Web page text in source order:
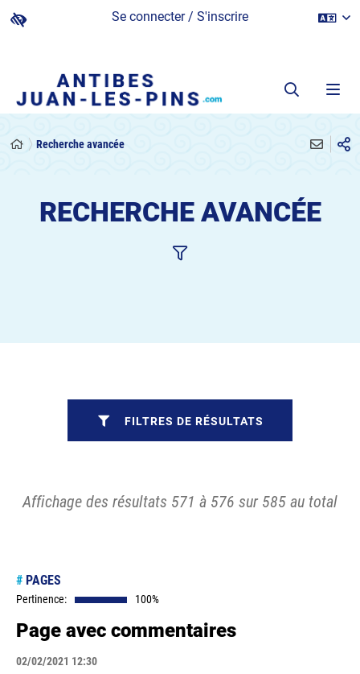
Se connecter / S'inscrire
Recherche avancée
RECHERCHE AVANCÉE
Affichage des résultats 571 à 576 sur 585 au total
# PAGES
Pertinence: 100%
Page avec commentaires
02/02/2021 12:30
FILTRES DE RÉSULTATS